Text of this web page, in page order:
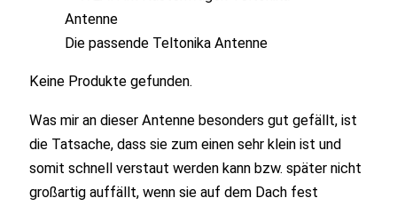
Die passende Teltonika Antenne
Keine Produkte gefunden.
Was mir an dieser Antenne besonders gut gefällt, ist
die Tatsache, dass sie zum einen sehr klein ist und
somit schnell verstaut werden kann bzw. später nicht
großartig auffällt, wenn sie auf dem Dach fest